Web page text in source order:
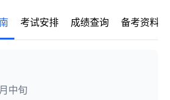
考试安排 成绩查询 备考资料
中旬